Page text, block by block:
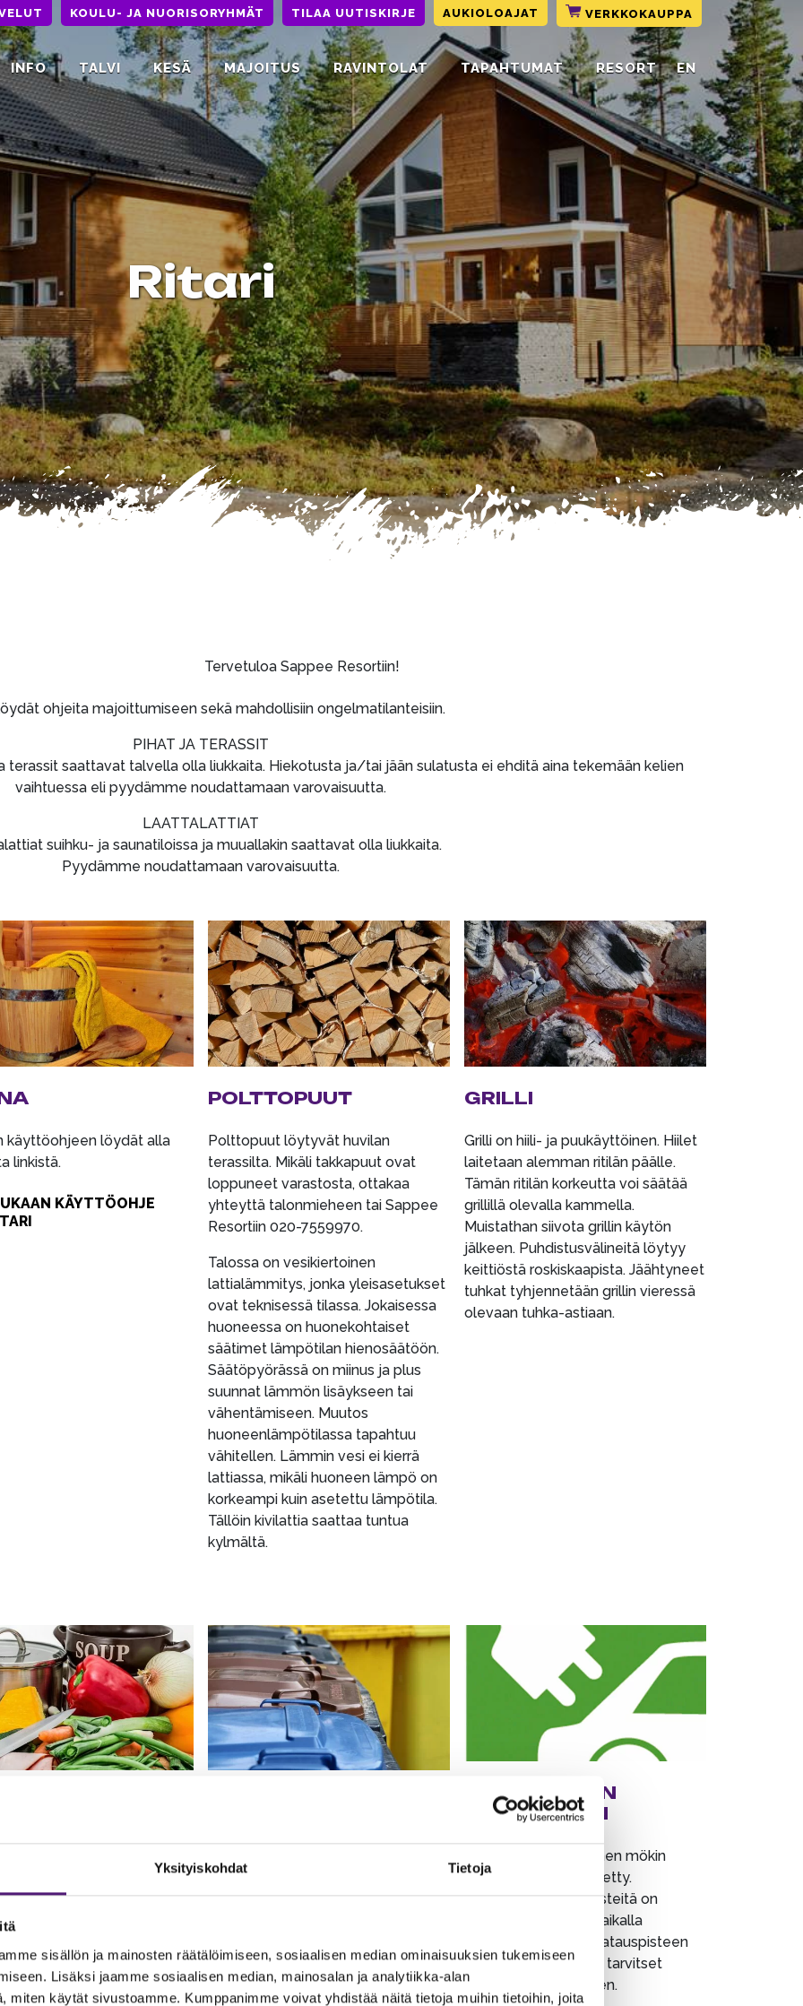
Yksityiskohdat Tietoja
sisällön ja mainosten räätälöimiseen, sosiaalisen median ominaisuuksien tukemiseen
Lisäksi jaamme sosiaalisen median, mainosalan ja analytiikka-alan
miten käytät sivustoamme. Kumppanimme voivat yhdistää näitä tietoja muihin tietoihin, joita
KOULU- JA NUORISORYHMÄT TILAA UUTISKIRJE AUKIOLOAJAT VERKKOKAUPPA
INFO TALVI KESÄ MAJOITUS RAVINTOLAT TAPAHTUMAT RESORT EN
Ritari
Resortiin!
ohjeita majoittumiseen sekä mahdollisiin ongelmatilanteisiin.
PIHAT JA TERASSIT
saattavat talvella olla liukkaita. Hiekotusta ja/tai jään sulatusta ei ehditä aina tekemään kelien
vaihtuessa eli pyydämme noudattamaan varovaisuutta.
LAATTALATTIAT
suihku- ja saunatiloissa ja muuallakin saattavat olla liukkaita.
Pyydämme noudattamaan varovaisuutta.
käyttöohjeen löydät alla
linkistä.
KÄYTTÖOHJE
POLTTOPUUT
Polttopuut löytyvät huvilan
terassilta. Mikäli takkapuut ovat
loppuneet varastosta, ottakaa
yhteyttä talonmieheen tai Sappee
Resortiin 020-7559970.
Talossa on vesikiertoinen
lattialämmitys, jonka yleisasetukset
ovat teknisessä tilassa. Jokaisessa
huoneessa on huonekohtaiset
säätimet lämpötilan hienosäätöön.
Säätöpyörässä on miinus ja plus
suunnat lämmön lisäykseen tai
vähentämiseen. Muutos
huoneenlämpötilassa tapahtuu
vähitellen. Lämmin vesi ei kierrä
lattiassa, mikäli huoneen lämpö on
korkeampi kuin asetettu lämpötila.
Tällöin kivilattia saattaa tuntua
kylmältä.
GRILLI
Grilli on hiili- ja puukäyttöinen. Hiilet
laitetaan alemman ritilän päälle.
Tämän ritilän korkeutta voi säätää
grillillä olevalla kammella.
Muistathan siivota grillin käytön
jälkeen. Puhdistusvälineitä löytyy
keittiöstä roskiskaapista. Jäähtyneet
tuhkat tyhjennetään grillin vieressä
olevaan tuhka-astiaan.
tarkistathan ensin,
on auki. Hana löytyy
KIERRÄTYS
SÄHKÖAUTON
LATAAMINEN
Sähköauton lataaminen mökin
pistorasioista on kielletty.
Sähköauton latauspisteitä on
Sappeen pääparkkipaikalla
(type2 max. 22kw). Latauspisteen
käyttöön ja maksuun tarvitset
eparking.fi sovelluksen.